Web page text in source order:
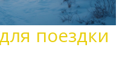
поездки